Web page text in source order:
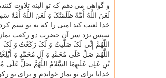
و گواهی می دهم که تو البته تلاوت
لَعَنَ اللَّهُ أُمَّةً ظَلَمَتْکَ وَ لَعَنَ اللَّهُ أُمَّةً
خدا لعنت کند امتی را که به تو ستم
سپس نزد سر آن حضرت دو رکعت نماز
اللَّهُمَّ إِنِّی لَکَ صَلَّیتُ وَ لَکَ رَکَعْتُ وَ لَکَ
اللَّهُمَ صَلِّ عَلَی مُحَمَّدٍ وَ آلِ مُحَمَّدٍ وَ
بْنِ عَلِی عَلَیهِمَا السَّلامُ اللَّهُمَّ صَلِّ عَلَی
خدایا برای تو نماز خواندم و برای